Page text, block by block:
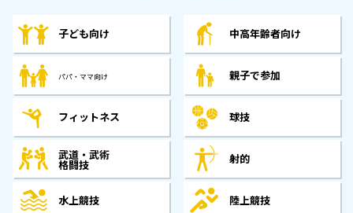
子ども向け 中高年齢者向け
パパ・ママ向け 親子で参加
フィットネス 球技
武道・武術
格闘技 射的
水上競技 陸上競技